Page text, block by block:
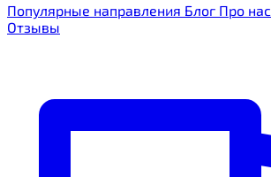
Популярные направления Блог Про нас
Отзывы